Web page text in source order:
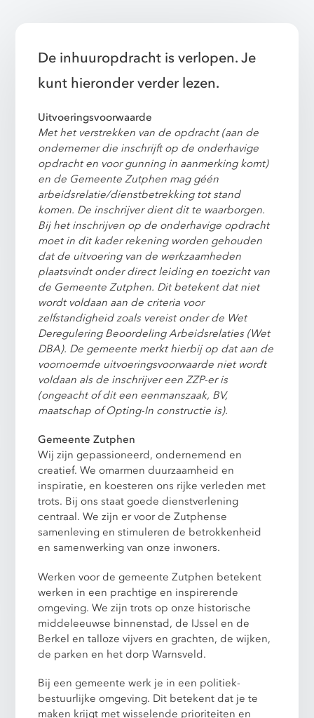
De inhuuropdracht is verlopen. Je
kunt hieronder verder lezen.
Uitvoeringsvoorwaarde
Met het verstrekken van de opdracht (aan de
ondernemer die inschrijft op de onderhavige
opdracht en voor gunning in aanmerking komt)
en de Gemeente Zutphen mag géén
arbeidsrelatie/dienstbetrekking tot stand
komen. De inschrijver dient dit te waarborgen.
Bij het inschrijven op de onderhavige opdracht
moet in dit kader rekening worden gehouden
dat de uitvoering van de werkzaamheden
plaatsvindt onder direct leiding en toezicht van
de Gemeente Zutphen. Dit betekent dat niet
wordt voldaan aan de criteria voor
zelfstandigheid zoals vereist onder de Wet
Deregulering Beoordeling Arbeidsrelaties (Wet
DBA). De gemeente merkt hierbij op dat aan de
voornoemde uitvoeringsvoorwaarde niet wordt
voldaan als de inschrijver een ZZP-er is
(ongeacht of dit een eenmanszaak, BV,
maatschap of Opting-In constructie is).
Gemeente Zutphen
Wij zijn gepassioneerd, ondernemend en
creatief. We omarmen duurzaamheid en
inspiratie, en koesteren ons rijke verleden met
trots. Bij ons staat goede dienstverlening
centraal. We zijn er voor de Zutphense
samenleving en stimuleren de betrokkenheid
en samenwerking van onze inwoners.
Werken voor de gemeente Zutphen betekent
werken in een prachtige en inspirerende
omgeving. We zijn trots op onze historische
middeleeuwse binnenstad, de IJssel en de
Berkel en talloze vijvers en grachten, de wijken,
de parken en het dorp Warnsveld.
Bij een gemeente werk je in een politiek-
bestuurlijke omgeving. Dit betekent dat je te
maken krijgt met wisselende prioriteiten en